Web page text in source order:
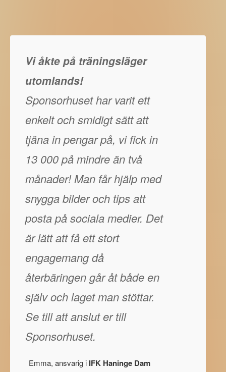
Vi åkte på träningsläger
utomlands!
Sponsorhuset har varit ett
enkelt och smidigt sätt att
tjäna in pengar på, vi fick in
13 000 på mindre än två
månader! Man får hjälp med
snygga bilder och tips att
posta på sociala medier. Det
är lätt att få ett stort
engagemang då
återbäringen går åt både en
själv och laget man stöttar.
Se till att anslut er till
Sponsorhuset.
Emma, ansvarig i IFK Haninge Dam